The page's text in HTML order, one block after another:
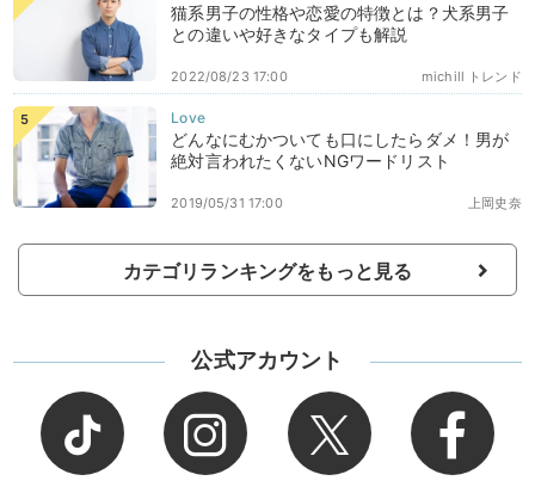
猫系男子の性格や恋愛の特徴とは？犬系男子
との違いや好きなタイプも解説
michill トレンド
2022/08/23 17:00
どんなにむかついても口にしたらダメ！男が
絶対言われたくないNGワードリスト
上岡史奈
2019/05/31 17:00
カテゴリランキングをもっと見る
公式アカウント